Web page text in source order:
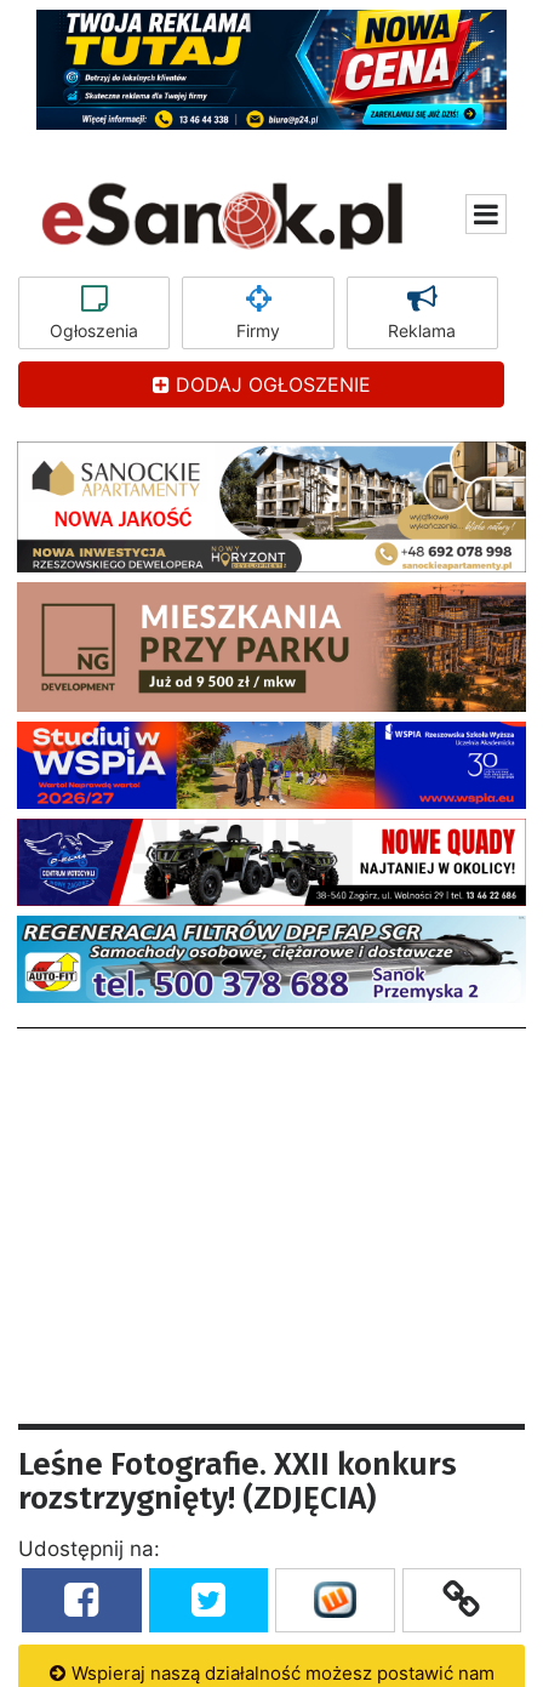
Ogłoszenia Firmy Reklama
DODAJ OGŁOSZENIE
Leśne Fotografie. XXII konkurs
rozstrzygnięty! (ZDJĘCIA)
Udostępnij na:
Wspieraj naszą działalność możesz postawić nam